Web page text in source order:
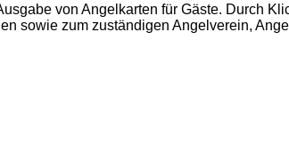
von Angelkarten für Gäste. Durch
sowie zum zuständigen Angelverein,